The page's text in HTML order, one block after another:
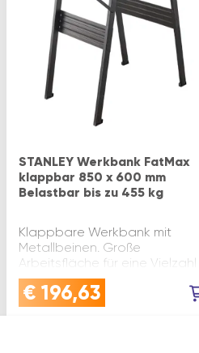
STANLEY Werkbank FatMax
klappbar 850 x 600 mm
Belastbar bis zu 455 kg
Klappbare Werkbank mit
Metallbeinen. Große
Arbeitsfläche für eine Vielzahl
von Anwendungen. Mit
Tragegriff für einfachen
Transport. Einfacher
€ 196,63